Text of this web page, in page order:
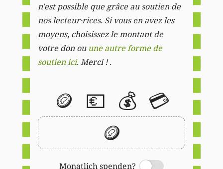
n'est possible que grâce au soutien de
nos lecteur·rices. Si vous en avez les
moyens, choisissez le montant de
votre don ou une autre forme de
soutien ici. Merci ! .
🪙 💶 💰 💳
🪙
Monatlich spenden?